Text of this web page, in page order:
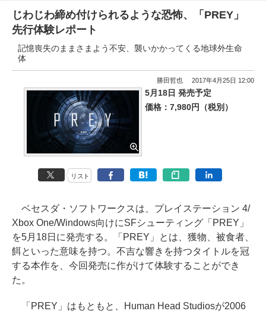
じわじわ締め付けられるような恐怖、「PREY」
先行体験レポート
記憶喪失のままさまよう不安、襲いかかってくる地球外生命
体
勝田哲也 2017年4月25日 12:00
5月18日 発売予定
価格：7,980円（税別）
リスト
ベセスダ・ソフトワークスは、プレイステーション 4/
Xbox One/Windows向けにSFシューティング「PREY」
を5月18日に発売する。「PREY」とは、獲物、被食者、
餌といった意味を持つ。不吉な響きを持つタイトルを冠
する本作を、今回発売に作がけて体験することができ
た。
「PREY」はもともと、Human Head Studiosが2006